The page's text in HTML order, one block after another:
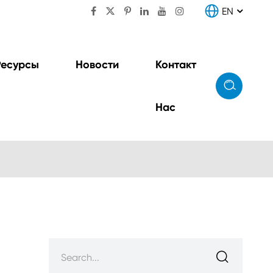
  EN
Новости Контакт
Нас

